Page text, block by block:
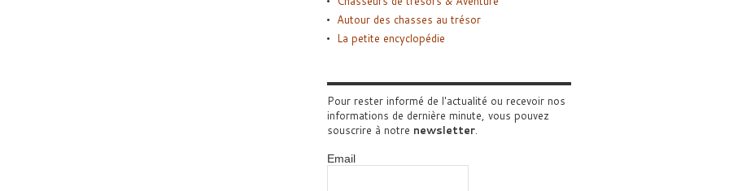
Autour des chasses au trésor
La petite encyclopédie
Pour rester informé de l'actualité ou recevoir nos
informations de dernière minute, vous pouvez
souscrire à notre newsletter.
Email